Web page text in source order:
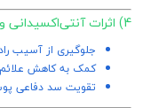
4) اثرات آنتی‌اکسیدانی و محافظتی
جلوگیری از آسیب
کمک به کاهش
تقویت سد دفاعی